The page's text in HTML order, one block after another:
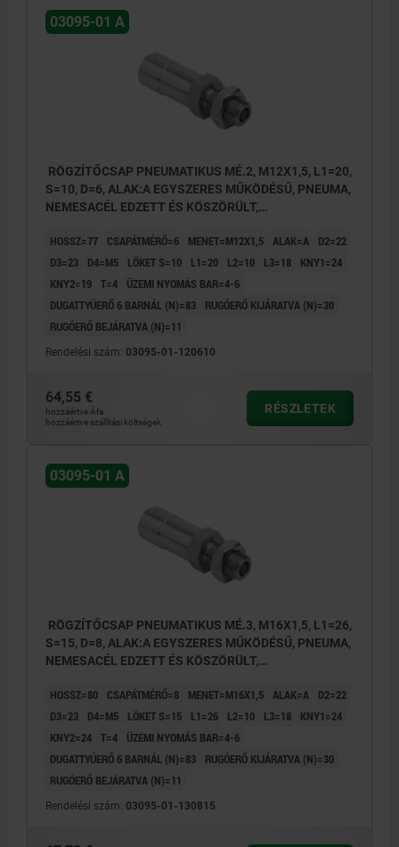
1) Csatlakozás 1 - pneumatikus kimenő
3) állapotérzékelővel
P: üzemi nyomás
03095-01 A
RÖGZÍTŐCSAP PNEUMATIKUS MÉ.2, M12X1,5, L1=20,
S=10, D=6, ALAK:A EGYSZERES MŰKÖDÉSŰ, PNEUMA,
NEMESACÉL EDZETT ÉS KÖSZÖRÜLT,
HOSSZ=77 CSAPÁTMÉRŐ=6 MENET=M12X1,5 ALAK=A
D2=22
D3=23
D4=M5 LÖKET S=10 L1=20 L2=10 L3=18
KNY1=24
KNY2=19 T=4
ÜZEMI NYOMÁS BAR=4-6
DUGATTYÚERŐ 6 BARNÁL (N)=83
RUGÓERŐ KIJÁRATVA (N)=30
RUGÓERŐ BEJÁRATVA (N)=11
Rendelési szám: 03095-01-120610
64,55 €
hozzáértve Áfa
hozzáértve szállítási költségek
RÉSZLETEK
03095-01 A
RÖGZÍTŐCSAP PNEUMATIKUS MÉ.3, M16X1,5, L1=26,
S=15, D=8, ALAK:A EGYSZERES MŰKÖDÉSŰ, PNEUMA,
NEMESACÉL EDZETT ÉS KÖSZÖRÜLT,
HOSSZ=80 CSAPÁTMÉRŐ=8 MENET=M16X1,5 ALAK=A
D2=22
D3=23
D4=M5 LÖKET S=15 L1=26 L2=10 L3=18
KNY1=24
KNY2=24 T=4
ÜZEMI NYOMÁS BAR=4-6
DUGATTYÚERŐ 6 BARNÁL (N)=83
RUGÓERŐ KIJÁRATVA (N)=30
RUGÓERŐ BEJÁRATVA (N)=11
Rendelési szám: 03095-01-130815